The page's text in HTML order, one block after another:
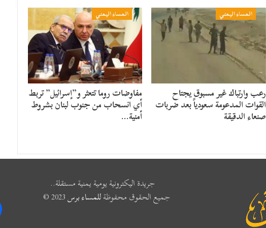
المساء اليمني
رعب وارتباك غير مسبوق يجتاح
القوات المدعومة سعودياً بعد ضربات
صنعاء الدقيقة
المساء اليمني
مفاوضات روما تتعثر و”إسرائيل” تربط
أي انسحاب من جنوب لبنان بشروط
أمنية…
جريدة اليكترونية يومية يمنية مستقلة..
جميع الحقوق محفوظةللمساء برس